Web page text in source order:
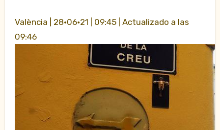
València | 28·06·21 | 09:45 | Actualizado a las
09:46